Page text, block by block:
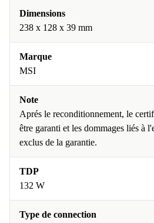
Dimensions
238 x 128 x 39 mm
Marque
MSI
Note
Aprés le reconditionnement, le
être garanti et les dommages liés à
exclus de la garantie.
TDP
132 W
Type de connection